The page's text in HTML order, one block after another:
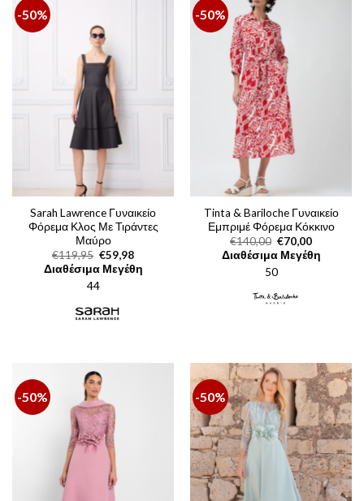
-50%
Sarah Lawrence Γυναικείο
Φόρεμα Κλος Με Τιράντες
Μαύρο
€119,95 Original
price
was:
€119,95.
€59,98Η
τρέχουσα
τιμή
Διαθέσιμα Μεγέθη
44
-50%
Tinta & Bariloche Γυναικείο
Εμπριμέ Φόρεμα Κόκκινο
€140,00 Original
price
was:
€140,00.
€70,00Η
τρέχουσα
τιμή
Διαθέσιμα Μεγέθη
50
-50% -50%